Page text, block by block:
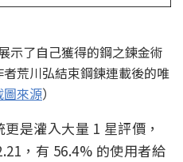
了自己獲得的鋼之鍊金術
荒川弘結束鋼鍊連載後的唯
圖來源）
是灌入大量 1 星評價，
，有 56.4% 的使用者給